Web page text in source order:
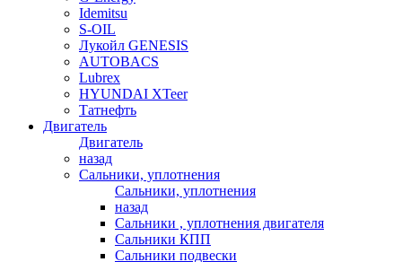
Idemitsu
S-OIL
Лукойл GENESIS
AUTOBACS
Lubrex
HYUNDAI XTeer
Татнефть
Двигатель
Двигатель
назад
Сальники, уплотнения
Сальники, уплотнения
назад
Сальники , уплотнения двигателя
Сальники КПП
Сальники подвески